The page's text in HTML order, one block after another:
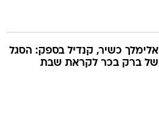
אלימלך כשיר, קנדיל בספק: הסגל
של ברק בכר לקראת שבת